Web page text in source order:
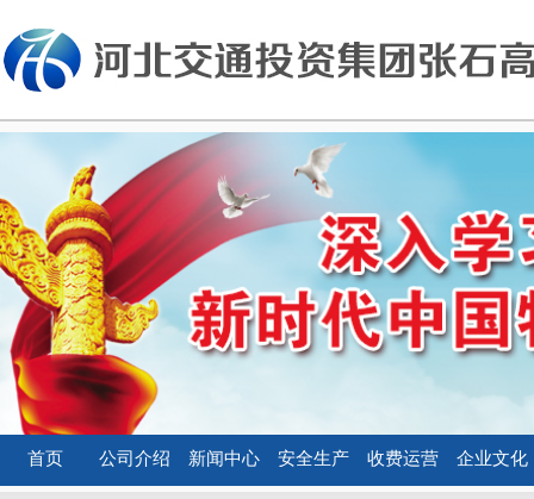
首页 公司介绍 新闻中心 安全生产 收费运营 企业文化